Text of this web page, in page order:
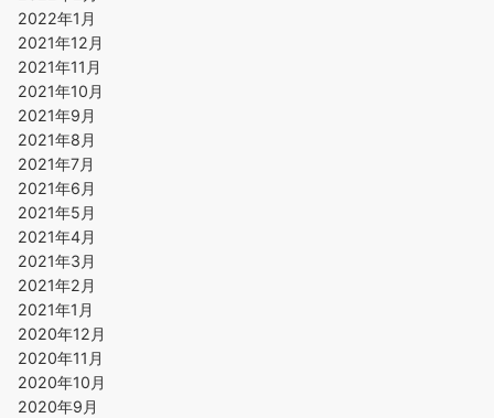
2022年1月
2021年12月
2021年11月
2021年10月
2021年9月
2021年8月
2021年7月
2021年6月
2021年5月
2021年4月
2021年3月
2021年2月
2021年1月
2020年12月
2020年11月
2020年10月
2020年9月